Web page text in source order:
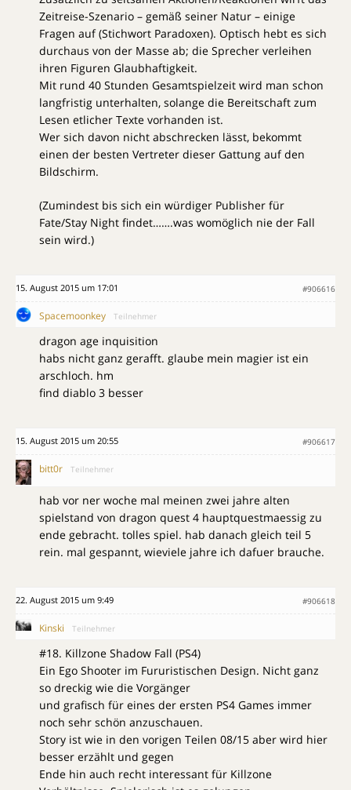
Zeitreise-Szenario – gemäß seiner Natur – einige
Fragen auf (Stichwort Paradoxen). Optisch hebt es sich
durchaus von der Masse ab; die Sprecher verleihen
ihren Figuren Glaubhaftigkeit.
Mit rund 40 Stunden Gesamtspielzeit wird man schon
langfristig unterhalten, solange die Bereitschaft zum
Lesen etlicher Texte vorhanden ist.
Wer sich davon nicht abschrecken lässt, bekommt
einen der besten Vertreter dieser Gattung auf den
Bildschirm.
(Zumindest bis sich ein würdiger Publisher für
Fate/Stay Night findet…….was womöglich nie der Fall
sein wird.)
15. August 2015 um 17:01 #906616
Spacemoonkey Teilnehmer
dragon age inquisition
habs nicht ganz gerafft. glaube mein magier ist ein
arschloch. hm
find diablo 3 besser
15. August 2015 um 20:55 #906617
bitt0r Teilnehmer
hab vor ner woche mal meinen zwei jahre alten
spielstand von dragon quest 4 hauptquestmaessig zu
ende gebracht. tolles spiel. hab danach gleich teil 5
rein. mal gespannt, wieviele jahre ich dafuer brauche.
22. August 2015 um 9:49 #906618
Kinski Teilnehmer
#18. Killzone Shadow Fall (PS4)
Ein Ego Shooter im Fururistischen Design. Nicht ganz
so dreckig wie die Vorgänger
und grafisch für eines der ersten PS4 Games immer
noch sehr schön anzuschauen.
Story ist wie in den vorigen Teilen 08/15 aber wird hier
besser erzählt und gegen
Ende hin auch recht interessant für Killzone